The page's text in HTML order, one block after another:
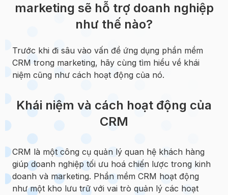
marketing sẽ hỗ trợ doanh nghiệp
như thế nào?
Trước khi đi sâu vào vấn đề ứng dụng phần mềm
CRM trong marketing, hãy cùng tìm hiểu về khái
niệm cũng như cách hoạt động của nó.
Khái niệm và cách hoạt động của
CRM
CRM là một công cụ quản lý quan hệ khách hàng
giúp doanh nghiệp tối ưu hoá chiến lược trong kinh
doanh và marketing. Phần mềm CRM hoạt động
như một kho lưu trữ với vai trò quản lý các hoạt